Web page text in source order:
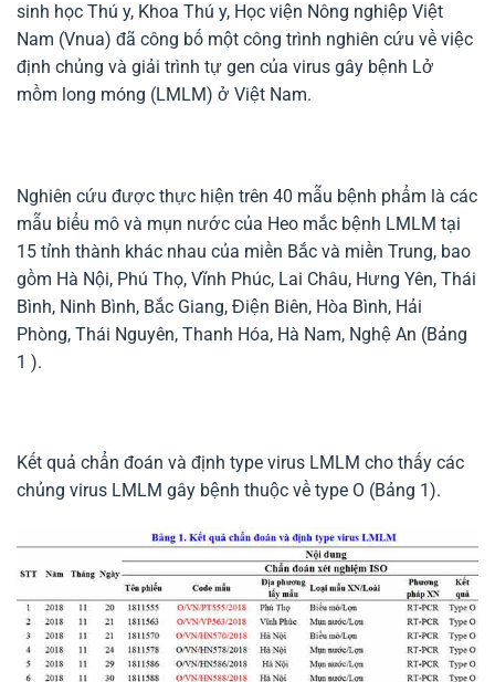
sinh học Thú y, Khoa Thú y, Học viện Nông nghiệp Việt
Nam (Vnua) đã công bố một công trình nghiên cứu về việc
định chủng và giải trình tự gen của virus gây bệnh Lở
mồm long móng (LMLM) ở Việt Nam.
Nghiên cứu được thực hiện trên 40 mẫu bệnh phẩm là các
mẫu biểu mô và mụn nước của Heo mắc bệnh LMLM tại
15 tỉnh thành khác nhau của miền Bắc và miền Trung, bao
gồm Hà Nội, Phú Thọ, Vĩnh Phúc, Lai Châu, Hưng Yên, Thái
Bình, Ninh Bình, Bắc Giang, Điện Biên, Hòa Bình, Hải
Phòng, Thái Nguyên, Thanh Hóa, Hà Nam, Nghệ An (Bảng
1 ).
Kết quả chẩn đoán và định type virus LMLM cho thấy các
chủng virus LMLM gây bệnh thuộc về type O (Bảng 1).